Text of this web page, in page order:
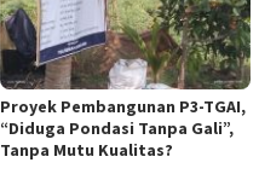
Proyek Pembangunan P3-TGAI,
“Diduga Pondasi Tanpa Gali”,
Tanpa Mutu Kualitas?